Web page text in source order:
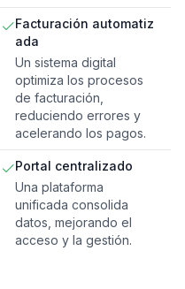
Facturación automatiz
ada
Un sistema digital
optimiza los procesos
de facturación,
reduciendo errores y
acelerando los pagos.
Portal centralizado
Una plataforma
unificada consolida
datos, mejorando el
acceso y la gestión.